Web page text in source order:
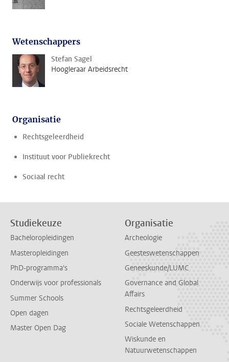
Wetenschappers
Stefan Sagel
Hoogleraar Arbeidsrecht
Organisatie
Rechtsgeleerdheid
Instituut voor Publiekrecht
Sociaal recht
Studiekeuze
Bacheloropleidingen
Masteropleidingen
PhD-programma's
Onderwijs voor professionals
Summer Schools
Open dagen
Master Open Dag
Organisatie
Archeologie
Geesteswetenschappen
Geneeskunde/LUMC
Governance and Global
Affairs
Rechtsgeleerdheid
Sociale Wetenschappen
Wiskunde en
Natuurwetenschappen